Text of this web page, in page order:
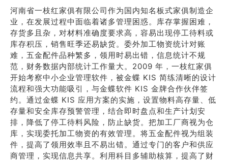
河南省一枝红家俱有限公司作为国内知名板式家俱制造企
业，在发展过程中面临着诸多管理困惑。库存掌握困难，
存货多且杂，对材料准确度要求高，容易出现停工待料或
库存积压，销售旺季还易缺货。委外加工物资统计对账
难，五金配件品种繁多，领用时易出错，信息统计不规
范，财务数据内部统计工作量大。2009 年，一枝红家俱
开始考察中小企业管理软件，被金蝶 KIS 简练清晰的设计
流程和强大功能吸引，与金蝶软件 KIS 金牌合作伙伴签
约。通过金蝶 KIS 应用方案的实施，设置物料高存量、低
存量和安全库存预警管理，结合即时盘点和生产计划安
排，降低了停工待料风险，防止缺货。把加工厂商视为仓
库，实现委托加工物资的有效管理。将五金配件视为组装
件，提高了领用效率且不易出错。通过专门的客户和供应
商管理，实现信息共享。利用科目多辅助核算，提高了财